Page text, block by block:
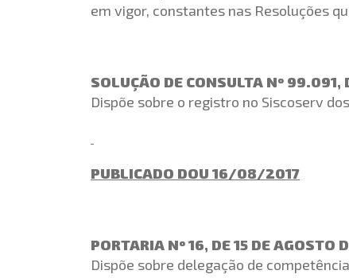
em vigor, constantes nas Resoluções
SOLUÇÃO DE CONSULTA Nº 99.091,
Dispõe sobre o registro no Siscoserv
PUBLICADO DOU 16/08/2017
PORTARIA Nº 16, DE 15 DE AGOSTO
Dispõe sobre delegação de